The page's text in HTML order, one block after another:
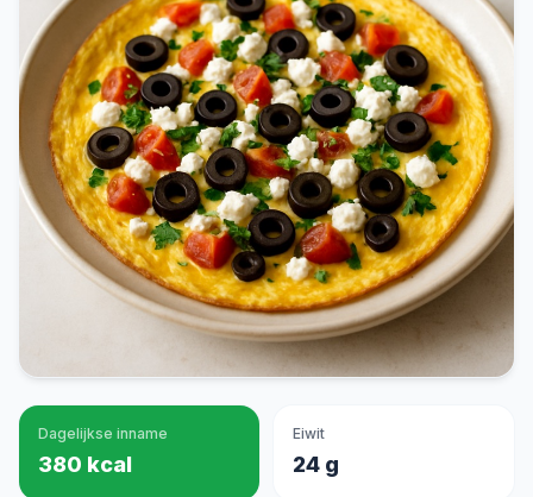
Dagelijkse inname
380 kcal
Eiwit
24 g